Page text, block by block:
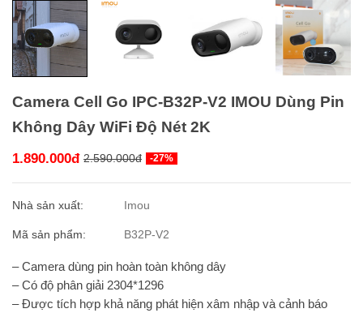
Camera Cell Go IPC-B32P-V2 IMOU Dùng Pin
Không Dây WiFi Độ Nét 2K
1.890.000đ 2.590.000đ -27%
Nhà sản xuất: Imou
Mã sản phẩm: B32P-V2
– Camera dùng pin hoàn toàn không dây
– Có độ phân giải 2304*1296
– Được tích hợp khả năng phát hiện xâm nhập và cảnh báo